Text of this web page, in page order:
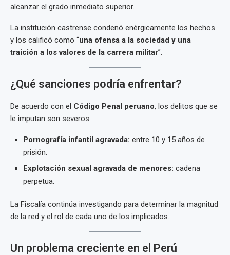
alcanzar el grado inmediato superior.
La institución castrense condenó enérgicamente los hechos
y los calificó como “una ofensa a la sociedad y una
traición a los valores de la carrera militar”.
¿Qué sanciones podría enfrentar?
De acuerdo con el Código Penal peruano, los delitos que se
le imputan son severos:
Pornografía infantil agravada: entre 10 y 15 años de
prisión.
Explotación sexual agravada de menores: cadena
perpetua.
La Fiscalía continúa investigando para determinar la magnitud
de la red y el rol de cada uno de los implicados.
Un problema creciente en el Perú